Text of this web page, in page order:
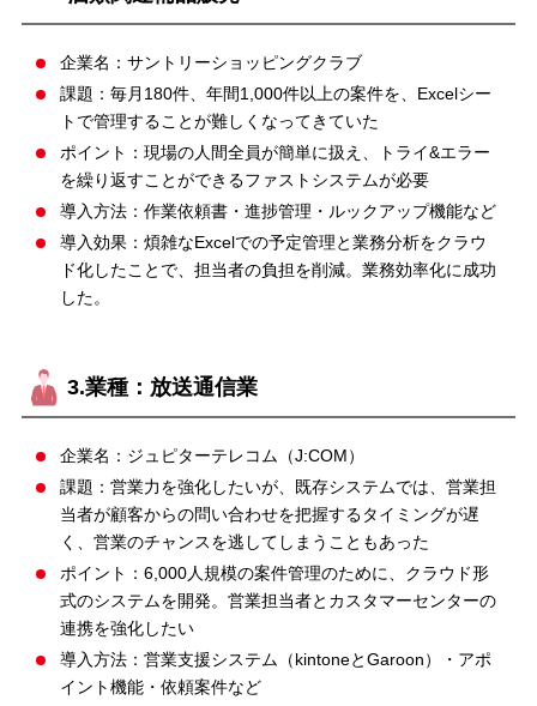
企業名：サントリーショッピングクラブ
課題：毎月180件、年間1,000件以上の案件を、Excelシー
トで管理することが難しくなってきていた
ポイント：現場の人間全員が簡単に扱え、トライ&エラー
を繰り返すことができるファストシステムが必要
導入方法：作業依頼書・進捗管理・ルックアップ機能など
導入効果：煩雑なExcelでの予定管理と業務分析をクラウ
ド化したことで、担当者の負担を削減。業務効率化に成功
した。
3.業種：放送通信業
企業名：ジュピターテレコム（J:COM）
課題：営業力を強化したいが、既存システムでは、営業担
当者が顧客からの問い合わせを把握するタイミングが遅
く、営業のチャンスを逃してしまうこともあった
ポイント：6,000人規模の案件管理のために、クラウド形
式のシステムを開発。営業担当者とカスタマーセンターの
連携を強化したい
導入方法：営業支援システム（kintoneとGaroon）・アポ
イント機能・依頼案件など